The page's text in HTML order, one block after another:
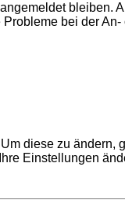
bei der
diese zu ändern,
Einstellungen